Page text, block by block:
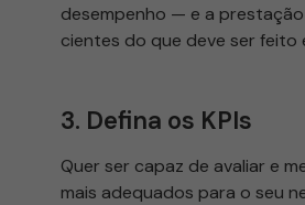
desempenho — e a
cientes do que deve ser feito
3. Defina os KPIs
Quer ser capaz de avaliar e
mais adequados para o seu